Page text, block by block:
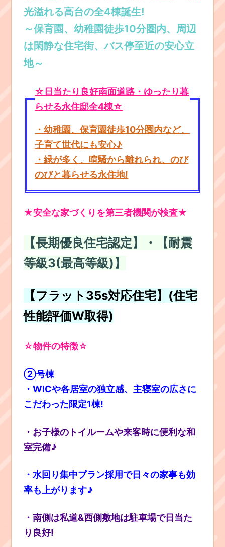
光溢れる高台の全4棟誕生!
～保育園、幼稚園徒歩10分圏内、周辺
は閑静な住宅街、バス停至近の安心立
地～
☆日当たり良好南面道路・ゆったり暮
らせる永住邸全4棟☆
・幼稚園、保育園徒歩10分圏内など、
子育て世代にも安心♪
・緑が多く、喧騒から離れられ、のび
のびと暮らせる永住地!
★安全な家づくりを第三者機関が検査★
【長期優良住宅認定】・【耐震
等級3(最高等級)】
【フラット35s対応住宅】(住宅
性能評価W取得)
☆物件の特徴☆
②号棟
・WICや各居室の独立感、主寝室の広さに
こだわった限定1棟!
・お子様のトイルームや来客時に便利な和
室完備♪
・水回り集中プラン採用で日々の家事も効
率も上がります♪
・南側は私道&西側敷地は駐車場で日当た
り良好!